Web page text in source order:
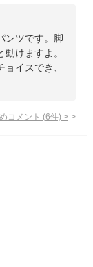
ンツです。脚
けますよ。
イスでき、
コメント (6件) >